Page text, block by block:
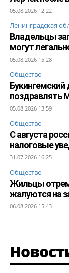
05.08.2026 12:22
Ленинградская
Владельцы
могут
05.08.2026 15:28
Общество
Букингемский
поздравлять
05.08.2026 13:59
Общество
С августа
налоговые
31.07.2026 16:25
Общество
Жильцы
жалуются на
06.08.2026 15:43